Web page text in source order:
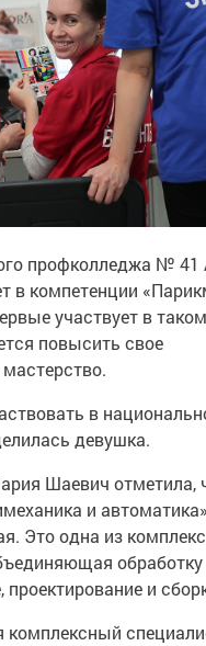
профколледжа № 41
в компетенции
участвует в таком
повысить свое
в
девушка.
Шаевич отметила,
и автоматика»
Это одна из
обработку
и
комплексный